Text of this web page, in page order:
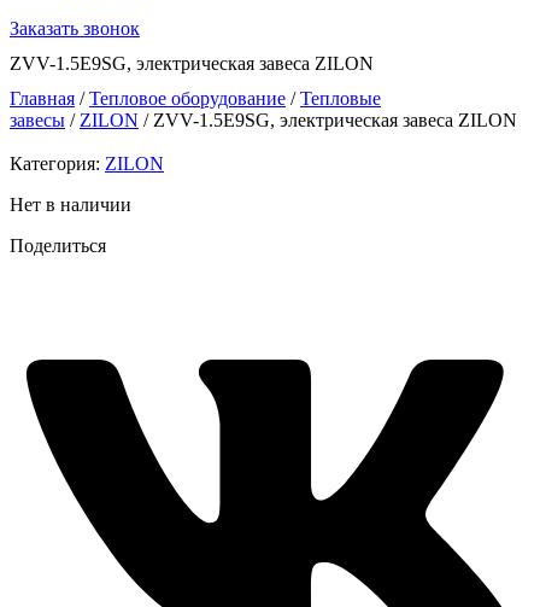
Заказать звонок
ZVV-1.5E9SG, электрическая завеса ZILON
Главная /Тепловое оборудование /Тепловые
завесы / ZILON / ZVV-1.5E9SG, электрическая завеса ZILON
Категория: ZILON
Нет в наличии
Поделиться